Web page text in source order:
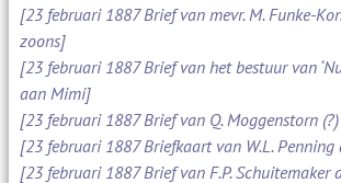
[23 februari 1887 Brief van mevr. M. Funke-
zoons]
[23 februari 1887 Brief van het bestuur van
aan Mimi]
[23 februari 1887 Brief van Q. Moggenstorn
[23 februari 1887 Briefkaart van W.L.
[23 februari 1887 Brief van F.P. Schuitemaker